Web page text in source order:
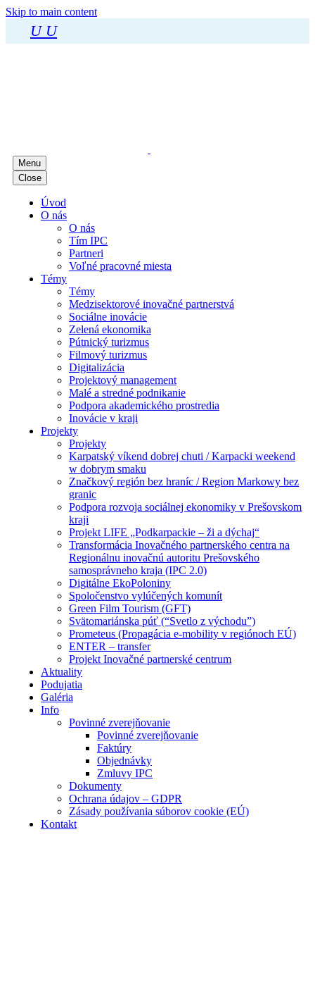
Skip to main content
U U
Menu
Close
Úvod
O nás
O nás
Tím IPC
Partneri
Voľné pracovné miesta
Témy
Témy
Medzisektorové inovačné partnerstvá
Sociálne inovácie
Zelená ekonomika
Pútnický turizmus
Filmový turizmus
Digitalizácia
Projektový management
Malé a stredné podnikanie
Podpora akademického prostredia
Inovácie v kraji
Projekty
Projekty
Karpatský víkend dobrej chuti / Karpacki weekend
w dobrym smaku
Značkový región bez hraníc / Region Markowy bez
granic
Podpora rozvoja sociálnej ekonomiky v Prešovskom
kraji
Projekt LIFE „Podkarpackie – ži a dýchaj“
Transformácia Inovačného partnerského centra na
Regionálnu inovačnú autoritu Prešovského
samosprávneho kraja (IPC 2.0)
Digitálne EkoPoloniny
Spoločenstvo vylúčených komunít
Green Film Tourism (GFT)
Svätomariánska púť (“Svetlo z východu”)
Prometeus (Propagácia e-mobility v regiónoch EÚ)
ENTER – transfer
Projekt Inovačné partnerské centrum
Aktuality
Podujatia
Galéria
Info
Povinné zverejňovanie
Povinné zverejňovanie
Faktúry
Objednávky
Zmluvy IPC
Dokumenty
Ochrana údajov – GDPR
Zásady používania súborov cookie (EÚ)
Kontakt